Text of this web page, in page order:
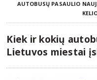
AUTOBUSŲ PASAULIO
Kiek ir kokių
Lietuvos miestai